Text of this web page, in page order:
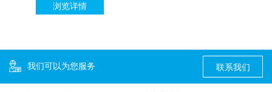
浏览详情
我们可以为您服务 联系我们